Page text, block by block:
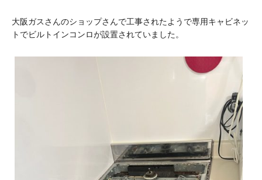
大阪ガスさんのショップさんで工事されたようで専用キャビネッ
トでビルトインコンロが設置されていました。